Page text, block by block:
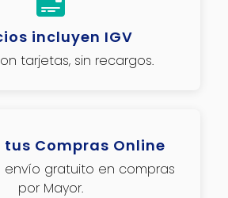
incluyen IGV
tarjetas, sin recargos.
tus Compras Online
envío gratuito en compras
por Mayor.